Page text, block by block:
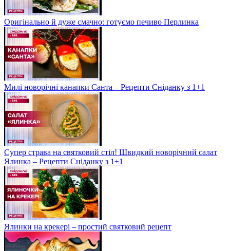
Оригінально й дуже смачно: готуємо печиво Перлинка
Милі новорічні канапки Санта – Рецепти Сніданку з 1+1
Супер страва на святковий стіл! Швидкий новорічний салат
Ялинка – Рецепти Сніданку з 1+1
Ялинки на крекері – простий святковий рецепт